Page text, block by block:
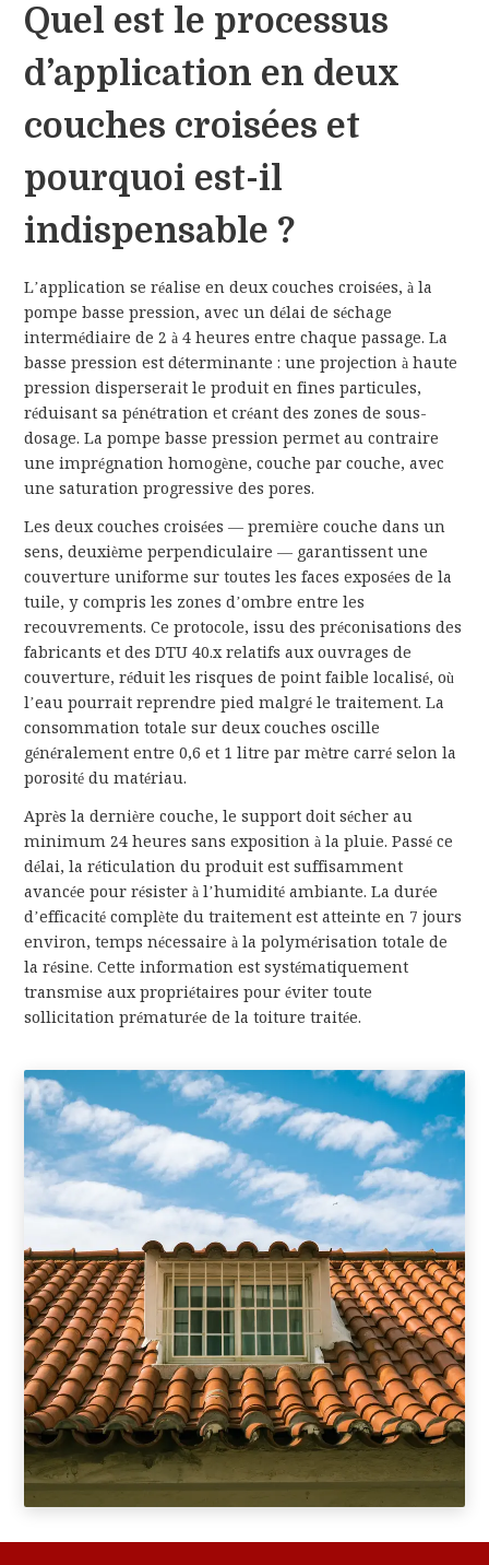
Quel est le processus
d’application en deux
couches croisées et
pourquoi est-il
indispensable ?
L’application se réalise en deux couches croisées, à la
pompe basse pression, avec un délai de séchage
intermédiaire de 2 à 4 heures entre chaque passage. La
basse pression est déterminante : une projection à haute
pression disperserait le produit en fines particules,
réduisant sa pénétration et créant des zones de sous-
dosage. La pompe basse pression permet au contraire
une imprégnation homogène, couche par couche, avec
une saturation progressive des pores.
Les deux couches croisées — première couche dans un
sens, deuxième perpendiculaire — garantissent une
couverture uniforme sur toutes les faces exposées de la
tuile, y compris les zones d’ombre entre les
recouvrements. Ce protocole, issu des préconisations des
fabricants et des DTU 40.x relatifs aux ouvrages de
couverture, réduit les risques de point faible localisé, où
l’eau pourrait reprendre pied malgré le traitement. La
consommation totale sur deux couches oscille
généralement entre 0,6 et 1 litre par mètre carré selon la
porosité du matériau.
Après la dernière couche, le support doit sécher au
minimum 24 heures sans exposition à la pluie. Passé ce
délai, la réticulation du produit est suffisamment
avancée pour résister à l’humidité ambiante. La durée
d’efficacité complète du traitement est atteinte en 7 jours
environ, temps nécessaire à la polymérisation totale de
la résine. Cette information est systématiquement
transmise aux propriétaires pour éviter toute
sollicitation prématurée de la toiture traitée.